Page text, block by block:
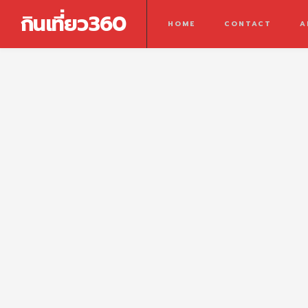
กินเที่ยว360 HOME CONTACT